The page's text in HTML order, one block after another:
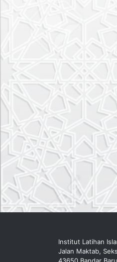
Institut Latihan
Jalan Maktab,